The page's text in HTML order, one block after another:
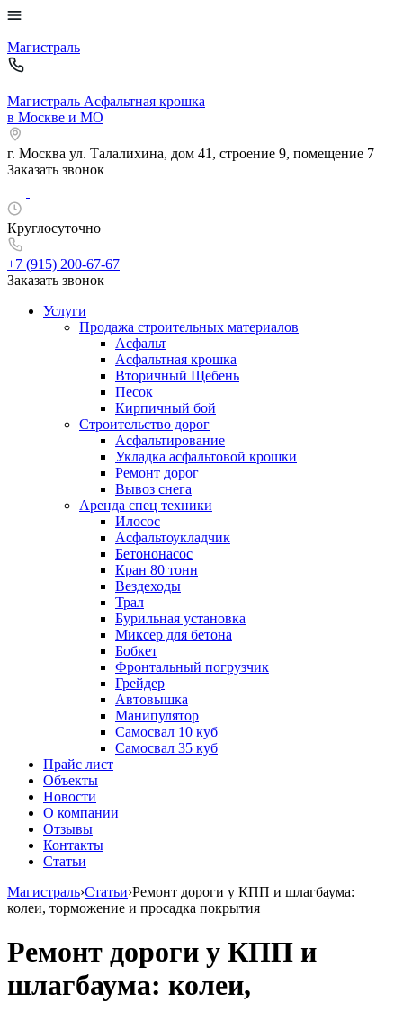
Магистраль
Магистраль Асфальтная крошка
в Москве и МО
г. Москва ул. Талалихина, дом 41, строение 9, помещение 7
Заказать звонок
Круглосуточно
+7 (915) 200-67-67
Заказать звонок
Услуги
Продажа строительных материалов
Асфальт
Асфальтная крошка
Вторичный Щебень
Песок
Кирпичный бой
Строительство дорог
Асфальтирование
Укладка асфальтовой крошки
Ремонт дорог
Вывоз снега
Аренда спец техники
Илосос
Асфальтоукладчик
Бетононасос
Кран 80 тонн
Вездеходы
Трал
Бурильная установка
Миксер для бетона
Бобкет
Фронтальный погрузчик
Грейдер
Автовышка
Манипулятор
Самосвал 10 куб
Самосвал 35 куб
Прайс лист
Объекты
Новости
О компании
Отзывы
Контакты
Статьи
Магистраль›Статьи›Ремонт дороги у КПП и шлагбаума:
колеи, торможение и просадка покрытия
Ремонт дороги у КПП и
шлагбаума: колеи,